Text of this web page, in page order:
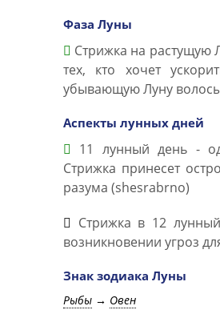
Фаза Луны
Стрижка на растущую
тех, кто хочет
убывающую Луну
Аспекты лунных дней
11 лунный день -
Стрижка принесет
разума (shesrabrno)
Стрижка в 12
возникновении угроз
Знак зодиака Луны
Рыбы→ Овен